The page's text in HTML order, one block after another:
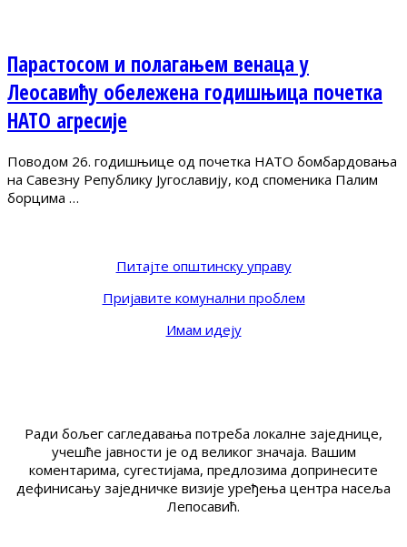
Парастосом и полагањем венаца у
Леосавићу обележена годишњица почетка
НАТО агресије
Поводом 26. годишњице од почетка НАТО бомбардовања
на Савезну Републику Југославију, код споменика Палим
борцима …
Питајте општинску управу
Пријавите комунални проблем
Имам идеју
Ради бољег сагледавања потреба локалне заједнице,
учешће јавности је од великог значаја. Вашим
коментарима, сугестијама, предлозима допринесите
дефинисању заједничке визије уређења центра насеља
Лепосавић.